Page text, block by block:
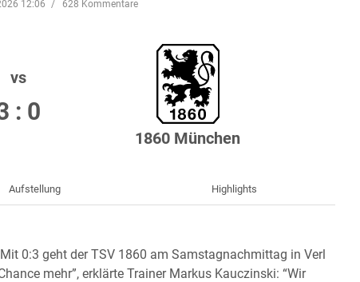
12:06 628 Kommentare
vs
: 0
1860 München
Aufstellung Highlights
0:3 geht der TSV 1860 am Samstagnachmittag in Verl
mehr”, erklärte Trainer Markus Kauczinski: “Wir